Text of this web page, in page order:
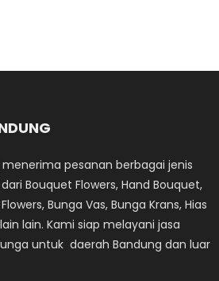
menerima pesanan berbagai jenis
Bouquet Flowers, Hand Bouquet,
Bunga Vas, Bunga Krans, Hias
lain. Kami siap melayani jasa
untuk daerah Bandung dan luar